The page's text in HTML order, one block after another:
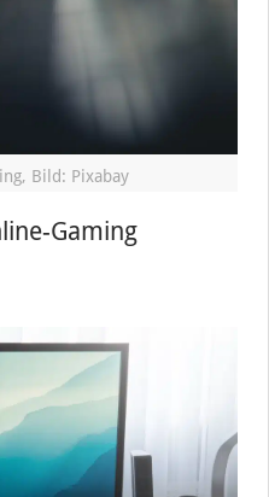
Bild: Pixabay
Gaming